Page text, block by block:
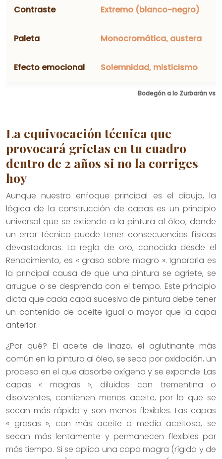
Bodegón a lo Zurbarán vs.
Contraste Extremo (blanco-negro)
Paleta Monocromática, austera
Efecto emocional Solemnidad, misticismo
La equivocación técnica que
provocará grietas en tu cuadro
dentro de 2 años si no la corriges
hoy
Aunque nuestro enfoque principal es el dibujo, la
lógica de la construcción de capas es un principio
universal que se extiende a la pintura al óleo, donde
un error técnico puede tener consecuencias físicas
devastadoras. La regla de oro, conocida desde el
Renacimiento, es « graso sobre magro ». Ignorarla es
la principal causa de que una pintura se agriete, se
arrugue o se desprenda con el tiempo. Este principio
dicta que cada capa sucesiva de pintura debe tener
un contenido de aceite igual o mayor que la capa
anterior.
¿Por qué? El aceite de linaza, el aglutinante más
común en la pintura al óleo, se seca por oxidación, un
proceso en el que absorbe oxígeno y se expande. Las
capas « magras », diluidas con trementina o
disolventes, contienen menos aceite, por lo que se
secan más rápido y son menos flexibles. Las capas
« grasas », con más aceite o medio aceitoso, se
secan más lentamente y permanecen flexibles por
más tiempo. Si se aplica una capa magra (rígida y de